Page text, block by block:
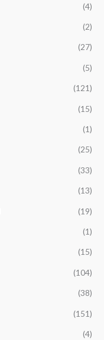
(4)
(2)
(27)
(5)
(121)
(15)
(1)
(25)
(33)
(13)
(19)
(1)
(15)
(104)
(38)
(151)
(4)